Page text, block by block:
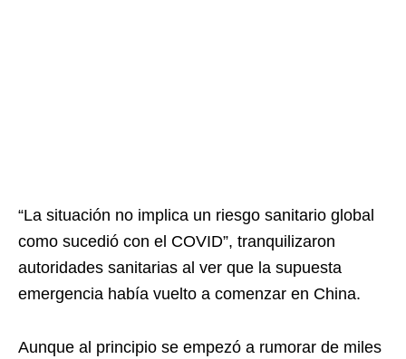
“La situación no implica un riesgo sanitario global
como sucedió con el COVID”, tranquilizaron
autoridades sanitarias al ver que la supuesta
emergencia había vuelto a comenzar en China.
Aunque al principio se empezó a rumorar de miles